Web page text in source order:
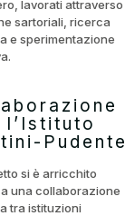
lavorati attraverso
sartoriali, ricerca
e sperimentazione
l’Istituto
Pudente
si è arricchito
una collaborazione
tra istituzioni